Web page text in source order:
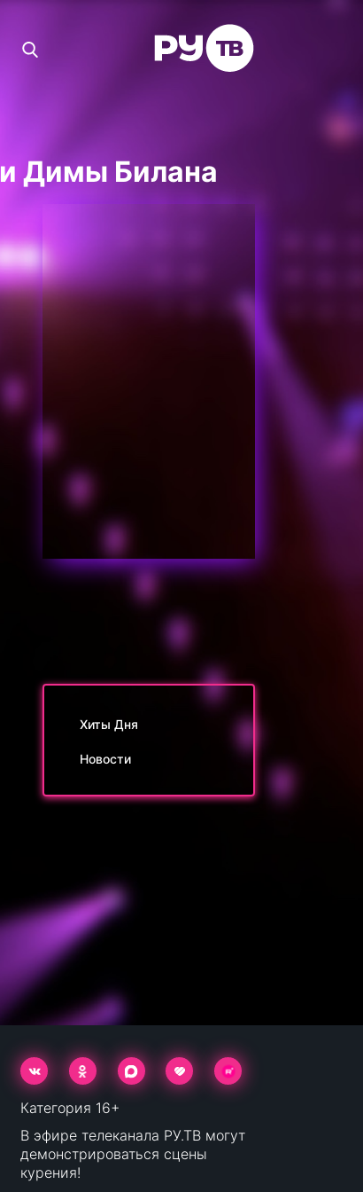
Димы Билана
Хиты Дня
Новости
Категория 16+
В эфире телеканала РУ.ТВ могут
демонстрироваться сцены
курения!